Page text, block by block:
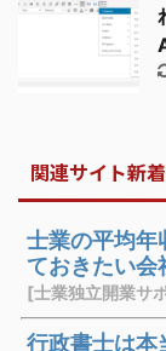
関連サイト新
士業の平均年
ておきたい会
[士業独立開業
行政書士は本